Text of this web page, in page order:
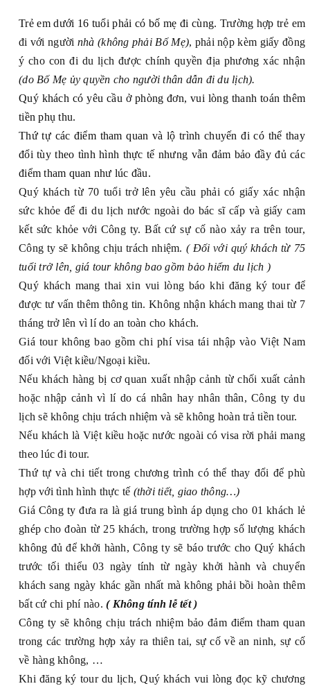
Trẻ em dưới 16 tuổi phải có bố mẹ đi cùng. Trường hợp trẻ em
đi với người nhà (không phải Bố Mẹ), phải nộp kèm giấy đồng
ý cho con đi du lịch được chính quyền địa phương xác nhận
(do Bố Mẹ ủy quyền cho người thân dẫn đi du lịch).
Quý khách có yêu cầu ở phòng đơn, vui lòng thanh toán thêm
tiền phụ thu.
Thứ tự các điểm tham quan và lộ trình chuyến đi có thể thay
đổi tùy theo tình hình thực tế nhưng vẫn đảm bảo đầy đủ các
điểm tham quan như lúc đầu.
Quý khách từ 70 tuổi trở lên yêu cầu phải có giấy xác nhận
sức khỏe để đi du lịch nước ngoài do bác sĩ cấp và giấy cam
kết sức khỏe với Công ty. Bất cứ sự cố nào xảy ra trên tour,
Công ty sẽ không chịu trách nhiệm. ( Đối với quý khách từ 75
tuổi trở lên, giá tour không bao gồm bảo hiểm du lịch )
Quý khách mang thai xin vui lòng báo khi đăng ký tour để
được tư vấn thêm thông tin. Không nhận khách mang thai từ 7
tháng trở lên vì lí do an toàn cho khách.
Giá tour không bao gồm chi phí visa tái nhập vào Việt Nam
đối với Việt kiều/Ngoại kiều.
Nếu khách hàng bị cơ quan xuất nhập cảnh từ chối xuất cảnh
hoặc nhập cảnh vì lí do cá nhân hay nhân thân, Công ty du
lịch sẽ không chịu trách nhiệm và sẽ không hoàn trả tiền tour.
Nếu khách là Việt kiều hoặc nước ngoài có visa rời phải mang
theo lúc đi tour.
Thứ tự và chi tiết trong chương trình có thể thay đổi để phù
hợp với tình hình thực tế (thời tiết, giao thông…)
Giá Công ty đưa ra là giá trung bình áp dụng cho 01 khách lẻ
ghép cho đoàn từ 25 khách, trong trường hợp số lượng khách
không đủ để khởi hành, Công ty sẽ báo trước cho Quý khách
trước tối thiểu 03 ngày tính từ ngày khởi hành và chuyển
khách sang ngày khác gần nhất mà không phải bồi hoàn thêm
bất cứ chi phí nào. ( Không tính lễ tết )
Công ty sẽ không chịu trách nhiệm bảo đảm điểm tham quan
trong các trường hợp xảy ra thiên tai, sự cố về an ninh, sự cố
về hàng không, …
Khi đăng ký tour du lịch, Quý khách vui lòng đọc kỹ chương